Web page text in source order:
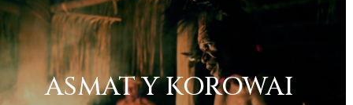
ASMAT Y KOROWAI